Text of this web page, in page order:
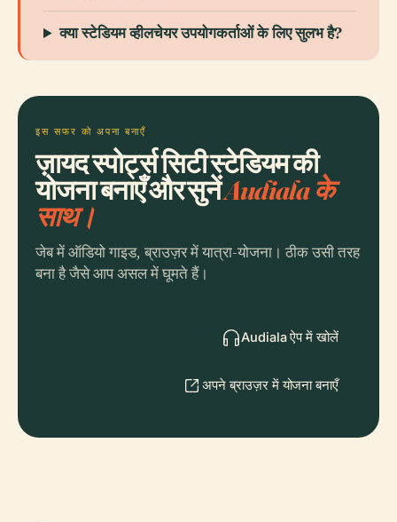
क्या स्टेडियम व्हीलचेयर उपयोगकर्ताओं के लिए सुलभ है?
इस सफर को अपना बनाएँ
ज़ायद स्पोर्ट्स सिटी स्टेडियम की
योजना बनाएँ और सुनेंAudiala के
साथ।
जेब में ऑडियो गाइड, ब्राउज़र में यात्रा-योजना। ठीक उसी तरह
बना है जैसे आप असल में घूमते हैं।
Audiala ऐप में खोलें
अपने ब्राउज़र में योजना बनाएँ